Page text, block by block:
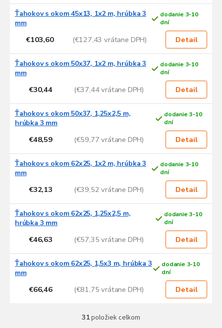
Ťahokov s okom 45x13, 1x2 m, hrúbka 3
mm
dodanie 3-10
dní
€103,60 (€127,43 vrátane DPH) Detail
Ťahokov s okom 50x37, 1x2 m, hrúbka 3
mm
dodanie 3-10
dní
€30,44 (€37,44 vrátane DPH) Detail
Ťahokov s okom 50x37, 1,25x2,5 m,
hrúbka 3 mm
dodanie 3-10
dní
€48,59 (€59,77 vrátane DPH) Detail
Ťahokov s okom 62x25, 1x2 m, hrúbka 3
mm
dodanie 3-10
dní
€32,13 (€39,52 vrátane DPH) Detail
Ťahokov s okom 62x25, 1,25x2,5 m,
hrúbka 3 mm
dodanie 3-10
dní
€46,63 (€57,35 vrátane DPH) Detail
Ťahokov s okom 62x25, 1,5x3 m, hrúbka 3
mm
dodanie 3-10
dní
€66,46 (€81,75 vrátane DPH) Detail
O
31položiek celkom